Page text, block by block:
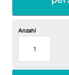
Anzahl